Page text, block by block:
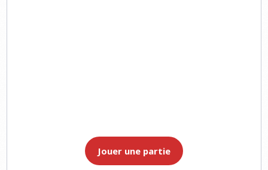
Jouer une partie